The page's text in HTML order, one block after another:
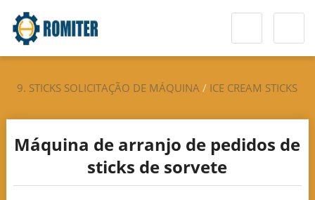
9. STICKS SOLICITAÇÃO DE MÁQUINA / ICE CREAM STICKS
MÁQUINA / PRODUTOS QUENTES
Máquina de arranjo de pedidos de
sticks de sorvete